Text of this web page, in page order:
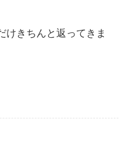
けきちんと返ってきま